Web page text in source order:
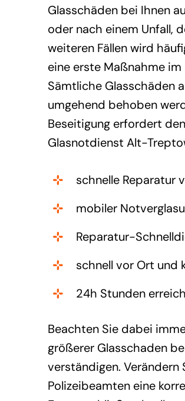
Glasschäden bei Ihnen
oder nach einem Unfall,
weiteren Fällen wird
eine erste Maßnahme
Sämtliche Glasschäden
umgehend behoben
Beseitigung erfordert
Glasnotdienst Alt-
schnelle Reparatur
mobiler
Reparatur-
schnell vor Ort und
24h Stunden
Beachten Sie dabei
größerer Glasschaden
verständigen.
Polizeibeamten eine